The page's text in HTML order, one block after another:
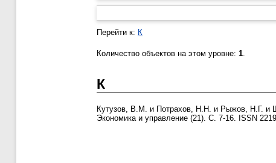
Перейти к: К
Количество объектов на этом уровне: 1
К
Кутузов, В.М. и Потрахов, Н.Н. и Рыжов, Н.Г. и
Экономика и управление (21). С. 7-16. ISSN